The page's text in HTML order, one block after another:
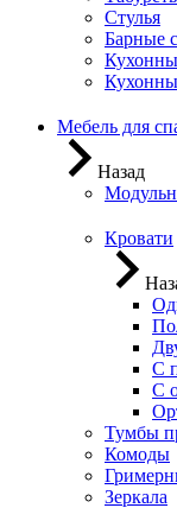
Стулья
Барные
Мебель для
Назад
Кровати
С
С
Тумбы
Комоды
Зеркала